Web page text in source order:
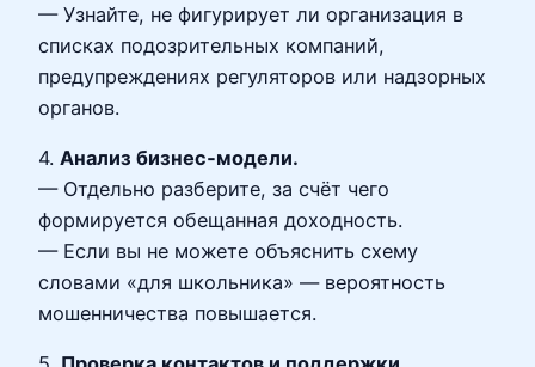
— Узнайте, не фигурирует ли организация в
списках подозрительных компаний,
предупреждениях регуляторов или надзорных
органов.
4. Анализ бизнес‑модели.
— Отдельно разберите, за счёт чего
формируется обещанная доходность.
— Если вы не можете объяснить схему
словами «для школьника» — вероятность
мошенничества повышается.